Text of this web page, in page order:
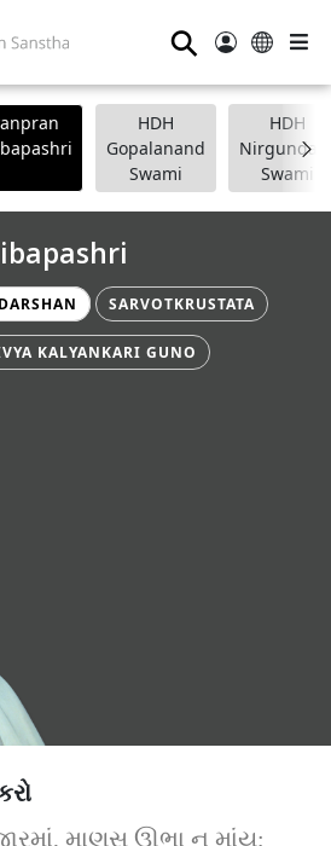
⚲
HDH
Gopalanand
Swami
HDH
Swami
SARVOTKRUSTATA
KALYANKARI GUNO
માણસ ઊભા ન માંય;